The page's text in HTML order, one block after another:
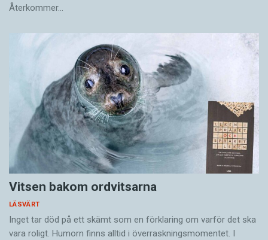
Återkommer…
Vitsen bakom ordvitsarna
LÄSVÄRT
Inget tar död på ett skämt som en förklaring om varför det ska
vara roligt. Humorn finns alltid i överrask­ningsmomentet. I